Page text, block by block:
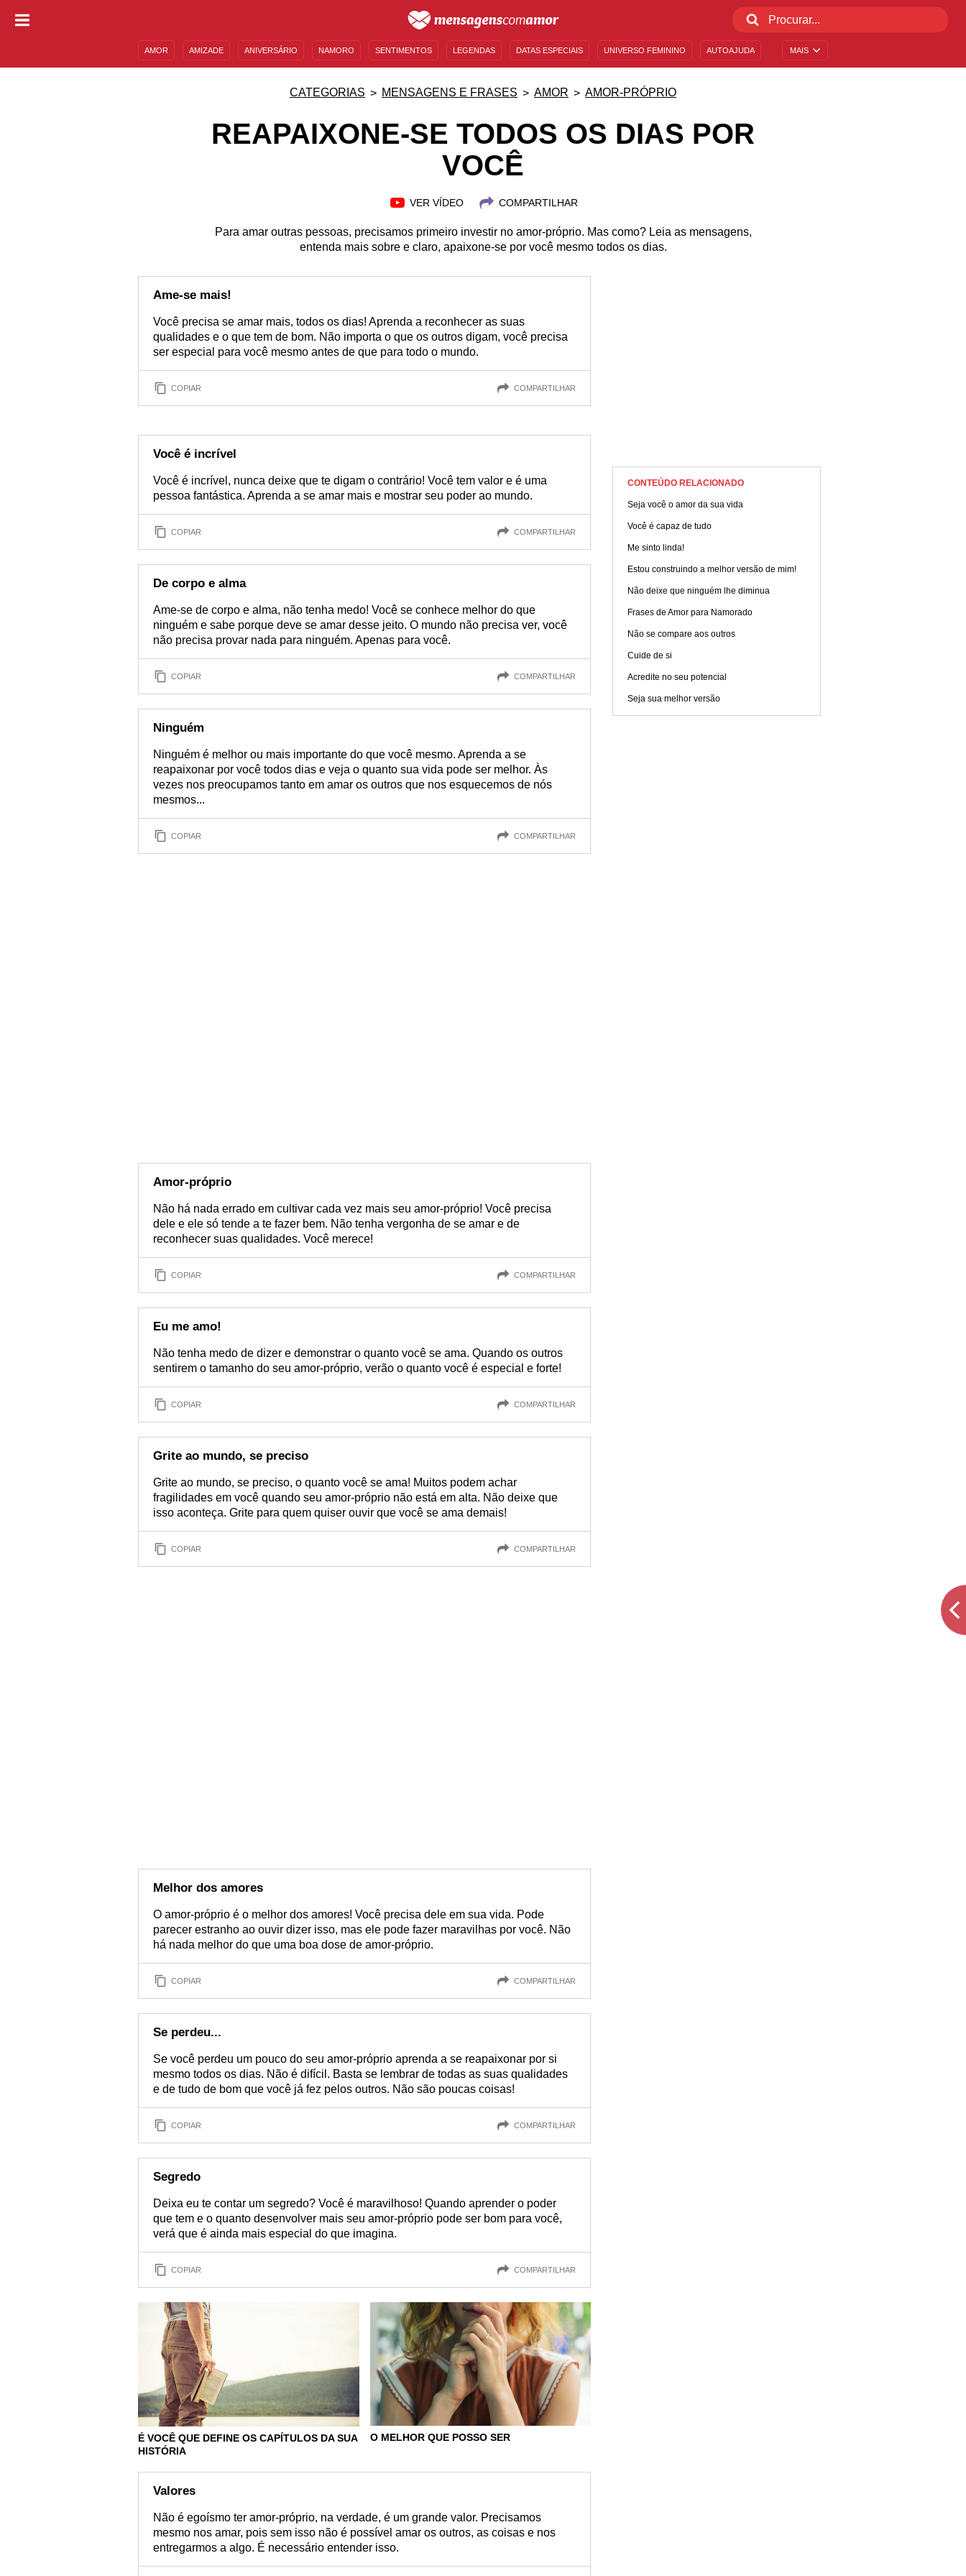
MAIS
AMOR AMIZADE ANIVERSÁRIO NAMORO SENTIMENTOS LEGENDAS DATAS ESPECIAIS UNIVERSO FEMININO AUTOAJUDA
CATEGORIAS MENSAGENS E FRASES AMOR AMOR-PRÓPRIO
REAPAIXONE-SE TODOS OS DIAS POR
VOCÊ
VER VÍDEO COMPARTILHAR
Para amar outras pessoas, precisamos primeiro investir no amor-próprio. Mas como? Leia as mensagens,
entenda mais sobre e claro, apaixone-se por você mesmo todos os dias.
Ame-se mais!
Você precisa se amar mais, todos os dias! Aprenda a reconhecer as suas
qualidades e o que tem de bom. Não importa o que os outros digam, você precisa
ser especial para você mesmo antes de que para todo o mundo.
COPIAR COMPARTILHAR
Você é incrível
Você é incrível, nunca deixe que te digam o contrário! Você tem valor e é uma
pessoa fantástica. Aprenda a se amar mais e mostrar seu poder ao mundo.
COPIAR COMPARTILHAR
De corpo e alma
Ame-se de corpo e alma, não tenha medo! Você se conhece melhor do que
ninguém e sabe porque deve se amar desse jeito. O mundo não precisa ver, você
não precisa provar nada para ninguém. Apenas para você.
COPIAR COMPARTILHAR
Ninguém
Ninguém é melhor ou mais importante do que você mesmo. Aprenda a se
reapaixonar por você todos dias e veja o quanto sua vida pode ser melhor. Às
vezes nos preocupamos tanto em amar os outros que nos esquecemos de nós
mesmos...
COPIAR COMPARTILHAR
Amor-próprio
Não há nada errado em cultivar cada vez mais seu amor-próprio! Você precisa
dele e ele só tende a te fazer bem. Não tenha vergonha de se amar e de
reconhecer suas qualidades. Você merece!
COPIAR COMPARTILHAR
Eu me amo!
Não tenha medo de dizer e demonstrar o quanto você se ama. Quando os outros
sentirem o tamanho do seu amor-próprio, verão o quanto você é especial e forte!
COPIAR COMPARTILHAR
Grite ao mundo, se preciso
Grite ao mundo, se preciso, o quanto você se ama! Muitos podem achar
fragilidades em você quando seu amor-próprio não está em alta. Não deixe que
isso aconteça. Grite para quem quiser ouvir que você se ama demais!
COPIAR COMPARTILHAR
Melhor dos amores
O amor-próprio é o melhor dos amores! Você precisa dele em sua vida. Pode
parecer estranho ao ouvir dizer isso, mas ele pode fazer maravilhas por você. Não
há nada melhor do que uma boa dose de amor-próprio.
COPIAR COMPARTILHAR
Se perdeu...
Se você perdeu um pouco do seu amor-próprio aprenda a se reapaixonar por si
mesmo todos os dias. Não é difícil. Basta se lembrar de todas as suas qualidades
e de tudo de bom que você já fez pelos outros. Não são poucas coisas!
COPIAR COMPARTILHAR
Segredo
Deixa eu te contar um segredo? Você é maravilhoso! Quando aprender o poder
que tem e o quanto desenvolver mais seu amor-próprio pode ser bom para você,
verá que é ainda mais especial do que imagina.
COPIAR COMPARTILHAR
É VOCÊ QUE DEFINE OS CAPÍTULOS DA SUA
HISTÓRIA
O MELHOR QUE POSSO SER
Valores
Não é egoísmo ter amor-próprio, na verdade, é um grande valor. Precisamos
mesmo nos amar, pois sem isso não é possível amar os outros, as coisas e nos
entregarmos a algo. É necessário entender isso.
CONTEÚDO RELACIONADO
Seja você o amor da sua vida
Você é capaz de tudo
Me sinto linda!
Estou construindo a melhor versão de mim!
Não deixe que ninguém lhe diminua
Frases de Amor para Namorado
Não se compare aos outros
Cuide de si
Acredite no seu potencial
Seja sua melhor versão